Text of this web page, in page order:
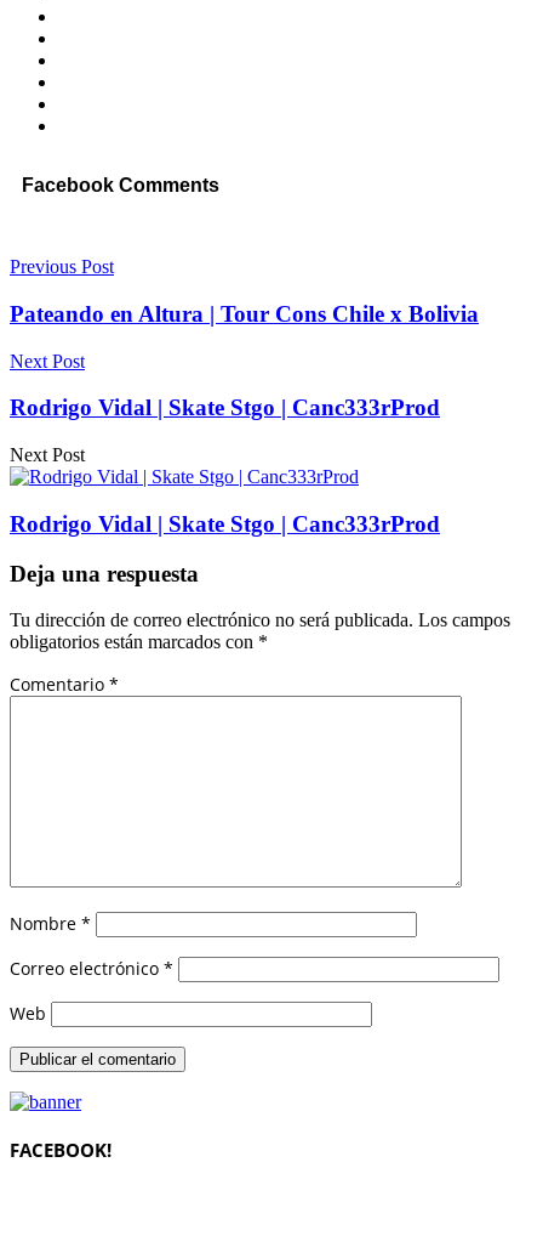
Facebook Comments
Previous Post
Pateando en Altura | Tour Cons Chile x Bolivia
Next Post
Rodrigo Vidal | Skate Stgo | Canc333rProd
Next Post
Rodrigo Vidal | Skate Stgo | Canc333rProd
Deja una respuesta
Tu dirección de correo electrónico no será publicada. Los campos
obligatorios están marcados con *
Comentario *
Nombre *
Correo electrónico *
Web
FACEBOOK!